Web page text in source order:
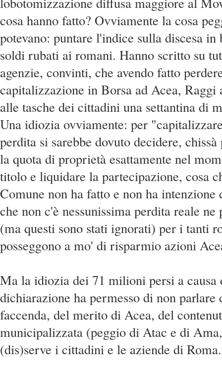
cosa hanno fatto? Ovviamente la cosa
potevano: puntare l'indice sulla discesa in
soldi rubati ai romani. Hanno scritto su
agenzie, convinti, che avendo fatto
capitalizzazione in Borsa ad Acea, Raggi
alle tasche dei cittadini una settantina di
Una idiozia ovviamente: per
perdita si sarebbe dovuto decidere,
la quota di proprietà esattamente nel
titolo e liquidare la partecipazione, cosa
Comune non ha fatto e non ha
che non c'è nessunissima perdita reale
(ma questi sono stati ignorati) per i tanti
posseggono a mo' di risparmio azioni
Ma la idiozia dei 71 milioni persi a causa
dichiarazione ha permesso di non
faccenda, del merito di Acea, del
municipalizzata (peggio di Atac e di
(dis)serve i cittadini e le aziende di Roma.